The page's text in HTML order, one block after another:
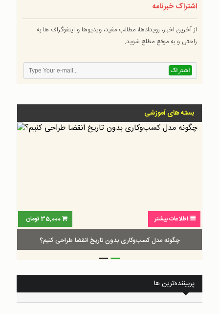
اشتراک خبرنامه
از آخرین اخبار، رویدادها، مطالب مفید، ویدیوها و اینفوگراف ها به
راحتی و به موقع مطلع شوید.
بسته های آموزشی
اطلاعات بیشتر 35,000 تومان
چگونه مدل کسب‌و‌کاری بدون تاریخ انقضا طراحی کنیم؟
__
پربیننده‌ترین ها